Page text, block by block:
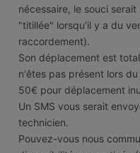
nécessaire, le souci
"titillée" lorsqu'il y a du
raccordement).
Son déplacement est
n'êtes pas présent lors
50€ pour déplacement
Un SMS vous serait
technicien.
Pouvez-vous nous